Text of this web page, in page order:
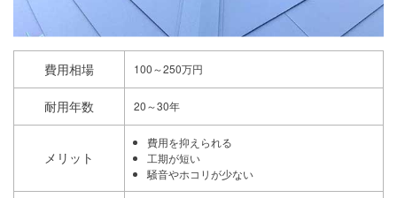
費用相場 100～250万円
耐用年数 20～30年
メリット
費用を抑えられる
工期が短い
騒音やホコリが少ない